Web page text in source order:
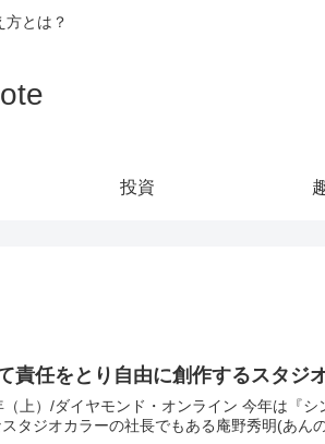
方とは？
投資
責任をとり自由に創作するスタジ
イン 今年は『シン・エヴァンゲリオン劇場版:||』の公
タジオカラーの社長でもある庵野秀明(あん